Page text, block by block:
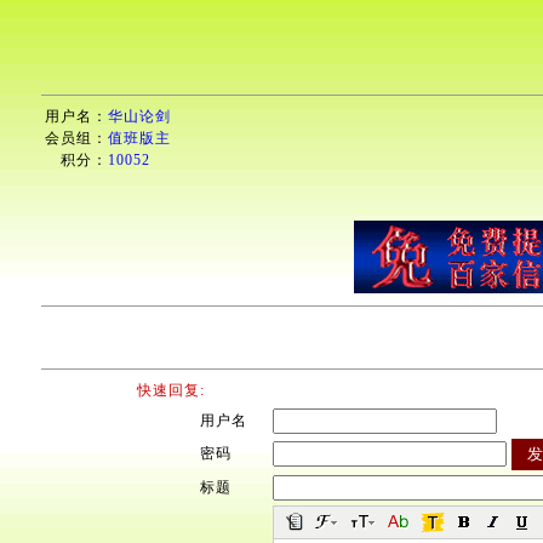
用户名： 华山论剑
会员组： 值班版主
积分： 10052
快速回复:
用户名
密码
标题